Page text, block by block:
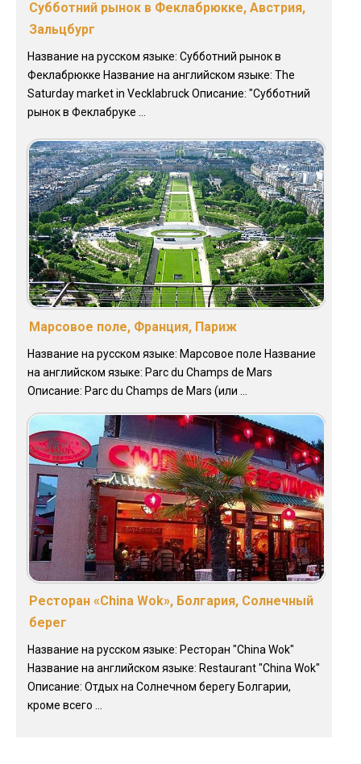
Субботний рынок в Феклабрюкке, Австрия,
Зальцбург
Название на русском языке: Субботний рынок в
Феклабрюкке Название на английском языке: The
Saturday market in Vecklabruck Описание: "Субботний
рынок в Феклабруке ...
Марсовое поле, Франция, Париж
Название на русском языке: Марсовое поле Название
на английском языке: Parc du Champs de Mars
Описание: Parc du Champs de Mars (или ...
Ресторан «China Wok», Болгария, Солнечный
берег
Название на русском языке: Ресторан "China Wok"
Название на английском языке: Restaurant "China Wok"
Описание: Отдых на Солнечном берегу Болгарии,
кроме всего ...